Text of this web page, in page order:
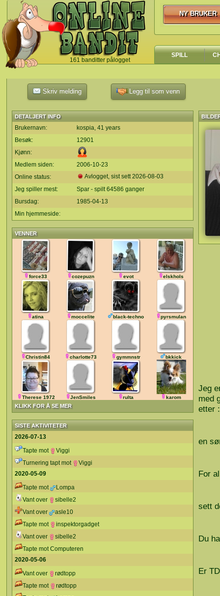
161 banditter pålogget
`
NY BRUKER
NY BRUKER
SPILL
Skriv melding Legg til som venn
DETALJERT INFO
Brukernavn:
kospia, 41 years
Besøk:
12901
Kjønn:
Medlem siden:
2006-10-23
Online status:
Avlogget, sist sett2026-08-03
Jeg spiller mest:
Spar - spilt 64586 ganger
Bursdag:
1985-04-13
Min hjemmeside:
VENNER
KLIKK FOR Å SE MER
force33 cozepuzn evot elskhols
atina moccelite black-techno pyrsmulan
Christin84 charlotte73 gymmnstr bkkick
Therese 1972 JenSmiles rulta karom
SISTE AKTIVITETER
2026-07-13
Tapte mot
Viggi
Turnering tapt mot
Viggi
2020-05-09
Tapte mot
Lompa
Vant over
sibelle2
Vant over
asle10
Tapte mot
inspektorgadget
Vant over
sibelle2
Tapte mot Computeren
2020-05-06
Vant over
rødtopp
Tapte mot
rødtopp
Jeg
med
etter
en
For
sett
Du
Er